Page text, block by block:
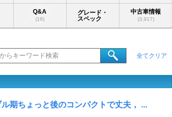
Q&A
(18)
グレード・
スペック
中古車情報
(3,917)
全てクリア
期ちょっと後のコンパクトで丈夫， ...